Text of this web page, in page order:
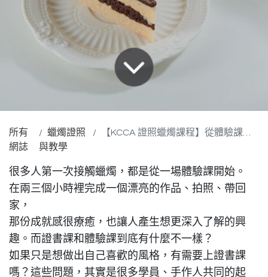
所有
網誌
蠟燭證照
與教學
【KCCA 證照蠟燭課程】從體驗課到專業師資，差在哪裡？
很多人第一次接觸蠟燭，都是從一場體驗課開始。
在兩三個小時裡完成一個漂亮的作品、拍照、帶回
家，
那份成就感很療癒，也讓人產生想更深入了解的興
趣。而證書課和體驗課到底有什麼不一樣？
如果只是想做出自己喜歡的風格，有需要上證書課
嗎？這些問題，其實是很多學員、手作人共同的起